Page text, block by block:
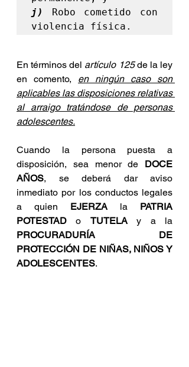
j)
Robo cometido con
En términos del artículo 125 de la ley
en comento, en ningún caso son
aplicables las disposiciones relativas
al arraigo tratándose de personas
adolescentes.
Cuando la persona puesta a
disposición, sea menor de DOCE
AÑOS, se deberá dar aviso
inmediato por los conductos legales
a quien EJERZA la PATRIA
POTESTAD o TUTELA
PROCURADURÍA DE
PROTECCIÓN DE NIÑAS, NIÑOS Y
ADOLESCENTES.